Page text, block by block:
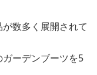
数多く展開されて
ーデンブーツを5